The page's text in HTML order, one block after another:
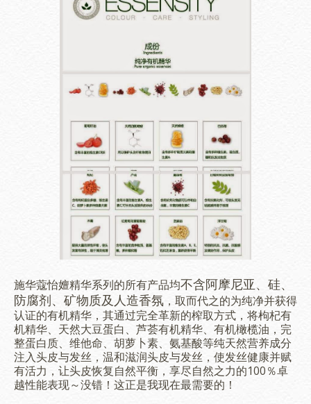
施华蔻怡嬗精华系列的所有产品均不含阿摩尼亚、硅、
防腐剂、矿物质及人造香氛 ，取而代之的为纯净并获得
认证的有机精华，其通过完全革新的榨取方式，将枸杞有
机精华、天然大豆蛋白、芦荟有机精华、有机橄榄油，完
整蛋白质、维他命、胡萝卜素、氨基酸等纯天然营养成分
注入头皮与发丝，温和滋润头皮与发丝，使发丝健康并赋
有活力，让头皮恢复自然平衡，享尽自然之力的100％卓
越性能表现～没错！这正是我现在最需要的！